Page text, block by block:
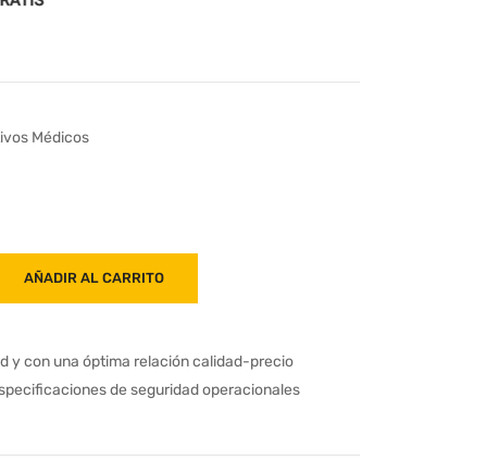
Médicos
AÑADIR AL CARRITO
y con una óptima relación calidad-precio
de seguridad operacionales